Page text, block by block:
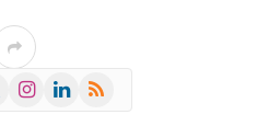
InstagramLinkedIn
RSS